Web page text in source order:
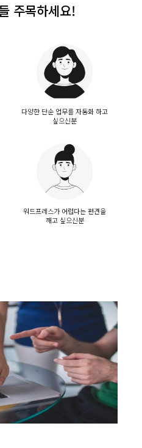
주목하세요!
다양한 단순 업무를 자동화 하고
싶으신분
워드프레스가 어렵다는 편견을
깨고 싶으신분